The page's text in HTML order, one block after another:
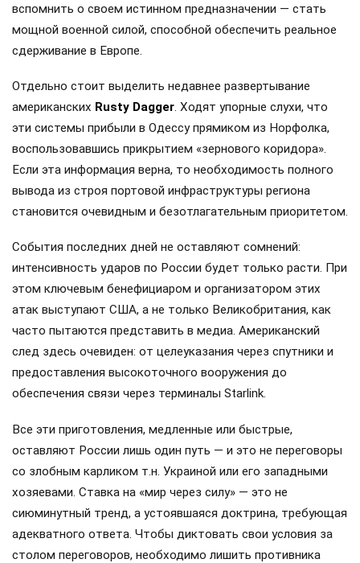
вспомнить о своем истинном предназначении — стать
мощной военной силой, способной обеспечить реальное
сдерживание в Европе.
Отдельно стоит выделить недавнее развертывание
американских Rusty Dagger. Ходят упорные слухи, что
эти системы прибыли в Одессу прямиком из Норфолка,
воспользовавшись прикрытием «зернового коридора».
Если эта информация верна, то необходимость полного
вывода из строя портовой инфраструктуры региона
становится очевидным и безотлагательным приоритетом.
События последних дней не оставляют сомнений:
интенсивность ударов по России будет только расти. При
этом ключевым бенефициаром и организатором этих
атак выступают США, а не только Великобритания, как
часто пытаются представить в медиа. Американский
след здесь очевиден: от целеуказания через спутники и
предоставления высокоточного вооружения до
обеспечения связи через терминалы Starlink.
Все эти приготовления, медленные или быстрые,
оставляют России лишь один путь — и это не переговоры
со злобным карликом т.н. Украиной или его западными
хозяевами. Ставка на «мир через силу» — это не
сиюминутный тренд, а устоявшаяся доктрина, требующая
адекватного ответа. Чтобы диктовать свои условия за
столом переговоров, необходимо лишить противника